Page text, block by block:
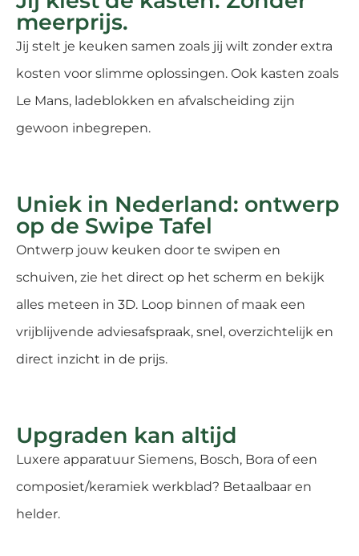
meerprijs.
Jij stelt je keuken samen zoals jij wilt zonder extra
kosten voor slimme oplossingen. Ook kasten zoals
Le Mans, ladeblokken en afvalscheiding zijn
gewoon inbegrepen.
Uniek in Nederland: ontwerp
op de Swipe Tafel
Ontwerp jouw keuken door te swipen en
schuiven, zie het direct op het scherm en bekijk
alles meteen in 3D. Loop binnen of maak een
vrijblijvende adviesafspraak, snel, overzichtelijk en
direct inzicht in de prijs.
Upgraden kan altijd
Luxere apparatuur Siemens, Bosch, Bora of een
composiet/keramiek werkblad? Betaalbaar en
helder.